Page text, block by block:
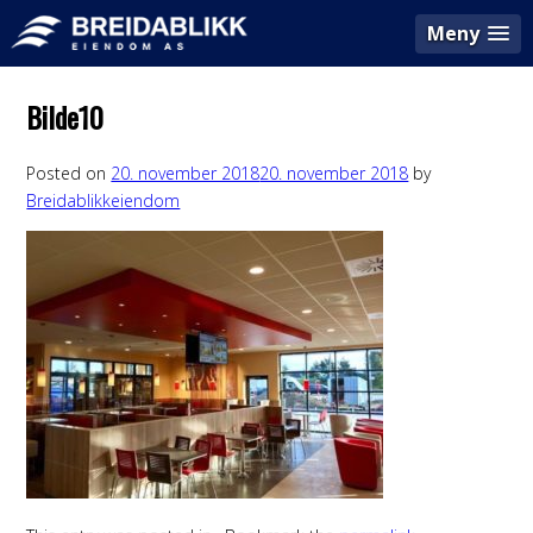
Meny
Bilde10
Posted on 20. november 201820. november 2018 by
Breidablikkeiendom